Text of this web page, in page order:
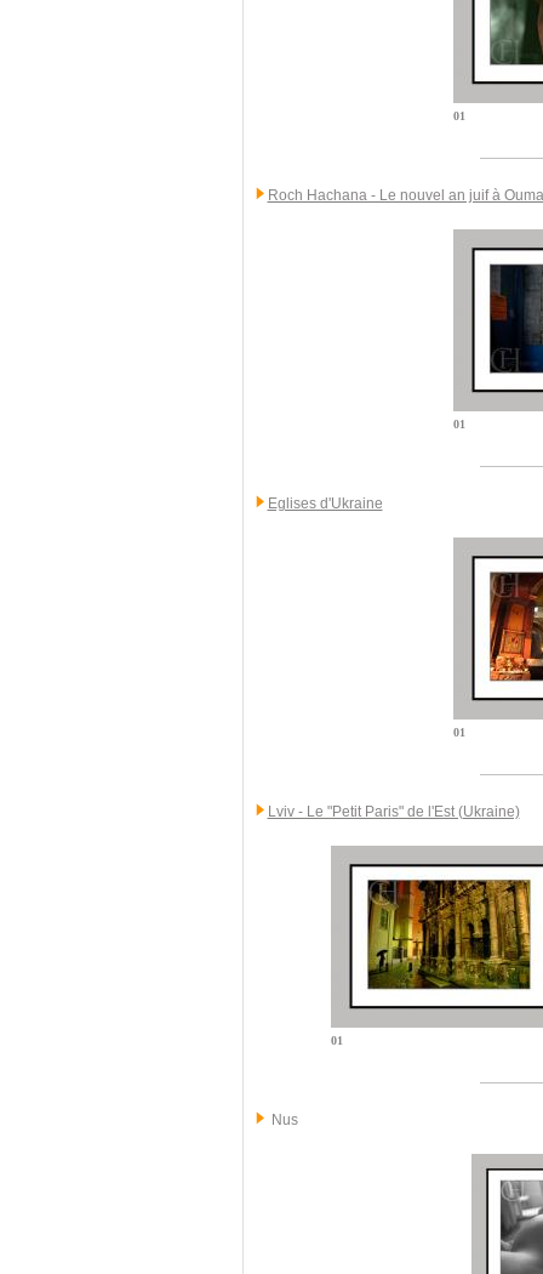
01
Roch Hachana - Le nouvel an juif à
01
Eglises d'Ukraine
01
Lviv - Le "Petit Paris" de l'Est (Ukraine)
01
Nus